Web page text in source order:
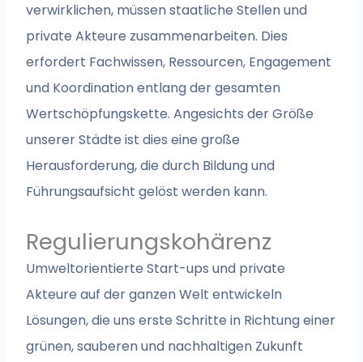
verwirklichen, müssen staatliche Stellen und
private Akteure zusammenarbeiten. Dies
erfordert Fachwissen, Ressourcen, Engagement
und Koordination entlang der gesamten
Wertschöpfungskette. Angesichts der Größe
unserer Städte ist dies eine große
Herausforderung, die durch Bildung und
Führungsaufsicht gelöst werden kann.
Regulierungskohärenz
Umweltorientierte Start-ups und private
Akteure auf der ganzen Welt entwickeln
Lösungen, die uns erste Schritte in Richtung einer
grünen, sauberen und nachhaltigen Zukunft